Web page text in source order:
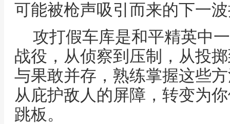
可能被枪声吸引而来的下一
攻打假车库是和平精英中
战役，从侦察到压制，从投
与果敢并存，熟练掌握这些
从庇护敌人的屏障，转变为
跳板。